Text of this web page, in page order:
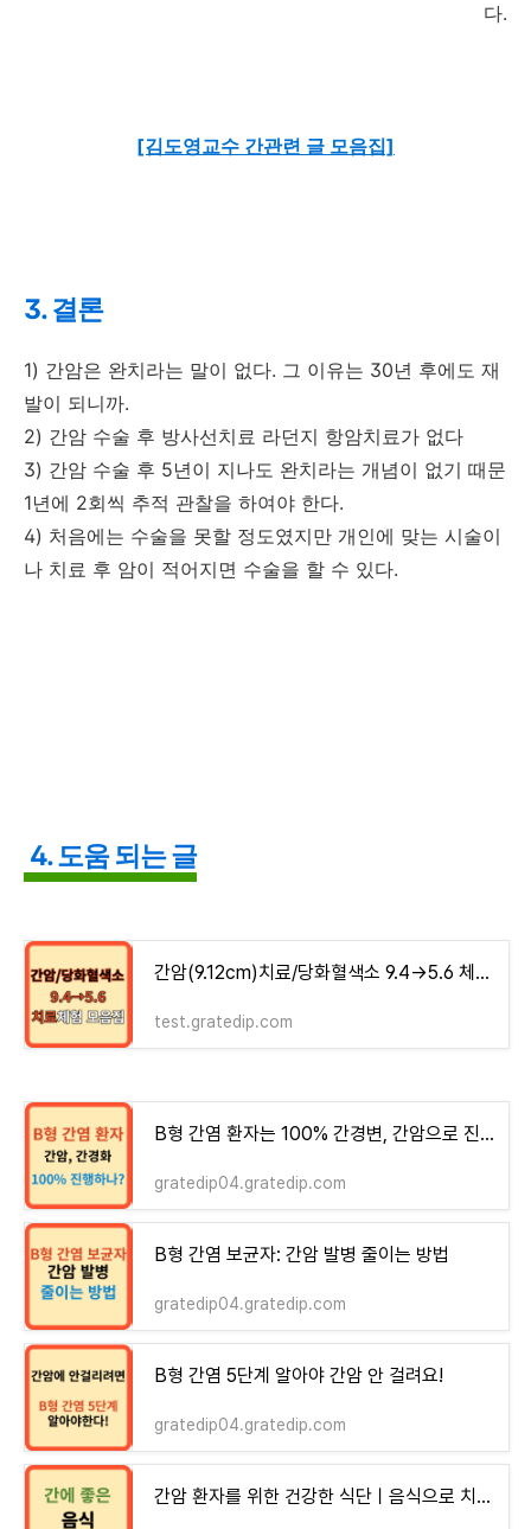
다.
[김도영교수 간관련 글 모음집]
3. 결론
1) 간암은 완치라는 말이 없다. 그 이유는 30년 후에도 재
발이 되니까.
2) 간암 수술 후 방사선치료 라던지 항암치료가 없다
3) 간암 수술 후 5년이 지나도 완치라는 개념이 없기 때문
1년에 2회씩 추적 관찰을 하여야 한다.
4) 처음에는 수술을 못할 정도였지만 개인에 맞는 시술이
나 치료 후 암이 적어지면 수술을 할 수 있다.
4. 도움 되는 글
간암(9.12cm)치료/당화혈색소 9.4→5.6 체험기 모음집 - money-health
test.gratedip.com
B형 간염 환자는 100% 간경변, 간암으로 진행하는가?
gratedip04.gratedip.com
B형 간염 보균자: 간암 발병 줄이는 방법
gratedip04.gratedip.com
B형 간염 5단계 알아야 간암 안 걸려요!
gratedip04.gratedip.com
간암 환자를 위한 건강한 식단ㅣ음식으로 치료와 예방